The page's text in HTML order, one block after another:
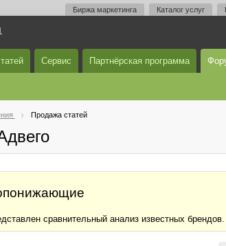
Биржа маркетинга Каталог услуг
Сервис Партнёрская программа
Продажа статей
сравнительный анализ известных